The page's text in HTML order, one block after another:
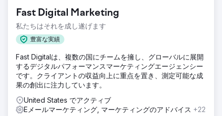
た。マーケティングには適切なセグメンテーションが欠如し
ており、CRMの設定もカスタマージャーニーを効果的に追跡
するには不十分でした。
当社は、購入意欲の高い顧客をターゲットとする AI を活用し
た顧客セグメンテーションを実装し、メール ナーチャリング
ファネルを再構築して顧客維持率を向上させ、Google 広告
と Meta 広告を最適化して ROI を向上させ、HubSpot CRM
を統合して販売パイプラインの完全な可視性とパフォーマン
スの追跡を実現しました。
Fast Digital Marketing
私たちはそれを成し遂げます
豊富な実績
Fast Digitalは、複数の国にチームを擁し、グローバルに展開
するデジタルパフォーマンスマーケティングエージェンシー
です。クライアントの収益向上に重点を置き、測定可能な成
果の創出に注力しています。
United States でアクティブ
Eメールマーケティング, マーケティングのアドバイス +22